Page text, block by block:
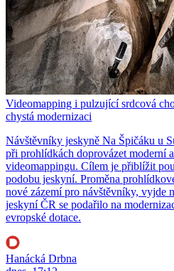
Videomapping i pulzující srdcová
chystá modernizaci
Návštěvníky jeskyně Na Špičáku u
při prohlídkách doprovázet moderní
videomappingu. Cílem je přiblížit
podobu jeskyní. Proměna
nové zázemí pro návštěvníky, vyjde
jeskyní ČR se podařilo na
evropské dotace.
Hanácká Drbna